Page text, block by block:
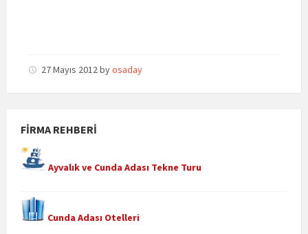
27 Mayıs 2012byosaday
FIRMA REHBERI
Ayvalık ve Cunda Adası Tekne Turu
Cunda Adası Otelleri